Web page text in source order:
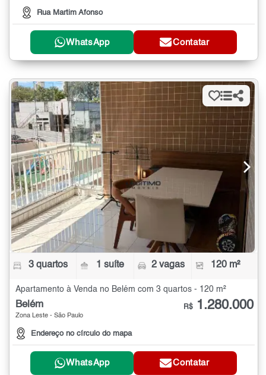
Rua Martim Afonso
WhatsApp Contatar
3 quartos 1 suíte 2 vagas 120 m²
Apartamento à Venda no Belém com 3 quartos - 120 m²
Belém
Zona Leste - São Paulo
Endereço no círculo do mapa
R$ 1.280.000
WhatsApp Contatar